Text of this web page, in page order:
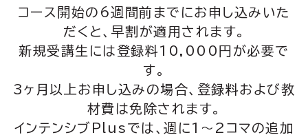
コース開始の6週間前までにお申し込みいた
だくと、早割が適用されます。
新規受講生には登録料10,000円が必要で
す。
3ヶ月以上お申し込みの場合、登録料および教
材費は免除されます。
インテンシブPlusでは、週に1〜2コマの追加